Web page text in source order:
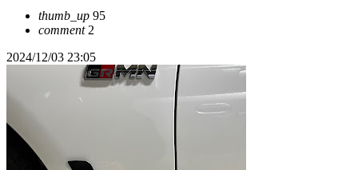
thumb_up 95
comment2
2024/12/03 23:05